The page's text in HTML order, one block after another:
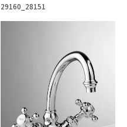
29160_28151